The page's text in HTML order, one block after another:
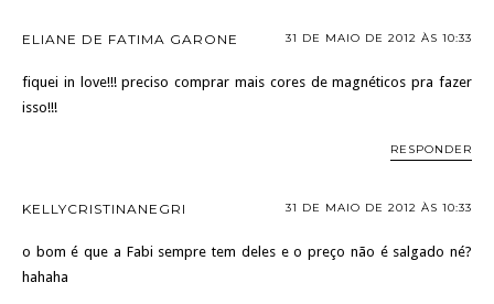
ELIANE DE FATIMA GARONE 31 DE MAIO DE 2012 ÀS 10:33
fiquei in love!!! preciso comprar mais cores de magnéticos pra fazer
isso!!!
RESPONDER
KELLYCRISTINANEGRI 31 DE MAIO DE 2012 ÀS 10:33
o bom é que a Fabi sempre tem deles e o preço não é salgado né?
hahaha